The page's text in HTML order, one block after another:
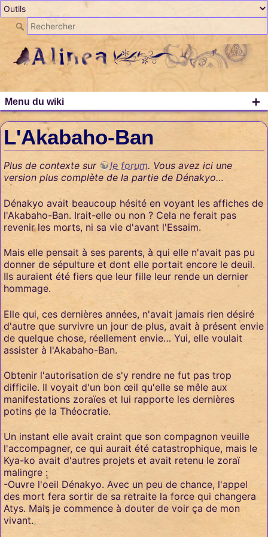
+
Menu du wiki
L'Akabaho-Ban
Plus de contexte sur le forum. Vous avez ici une
version plus complète de la partie de Dénakyo…
Dénakyo avait beaucoup hésité en voyant les affiches de
l'Akabaho-Ban. Irait-elle ou non ? Cela ne ferait pas
revenir les morts, ni sa vie d'avant l'Essaim.
Mais elle pensait à ses parents, à qui elle n'avait pas pu
donner de sépulture et dont elle portait encore le deuil.
Ils auraient été fiers que leur fille leur rende un dernier
hommage.
Elle qui, ces dernières années, n'avait jamais rien désiré
d'autre que survivre un jour de plus, avait à présent envie
de quelque chose, réellement envie… Yui, elle voulait
assister à l'Akabaho-Ban.
Obtenir l'autorisation de s'y rendre ne fut pas trop
difficile. Il voyait d'un bon œil qu'elle se mêle aux
manifestations zoraïes et lui rapporte les dernières
potins de la Théocratie.
Un instant elle avait craint que son compagnon veuille
l'accompagner, ce qui aurait été catastrophique, mais le
Kya-ko avait d'autres projets et avait retenu le zoraï
malingre :
-Ouvre l'oeil Dénakyo. Avec un peu de chance, l'appel
des mort fera sortir de sa retraite la force qui changera
Atys. Mais je commence à douter de voir ça de mon
vivant.